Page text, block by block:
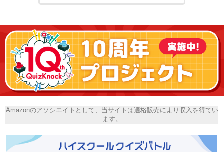
Amazonのアソシエイトとして、当サイトは適格販売により収入を得てい
ます。